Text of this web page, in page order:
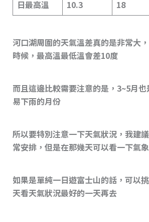
日最高溫
10.3 18
河口湖周圍的天氣溫差真的是非常大
時候，最高溫最低溫會差10度
而且這邊比較需要注意的是，3~5月
易下雨的月份
所以要特別注意一下天氣狀況，我建
常安排，但是在那幾天可以看一下氣象
如果是單純一日遊富士山的話，可以
天看天氣狀況最好的一天再去